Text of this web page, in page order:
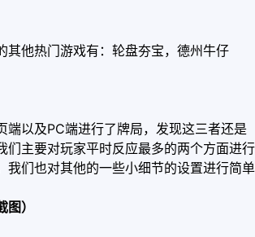
其他热门游戏有：轮盘夯宝，德州牛仔
端以及PC端进行了牌局，发现这三者还是
们主要对玩家平时反应最多的两个方面进行
我们也对其他的一些小细节的设置进行简单
）